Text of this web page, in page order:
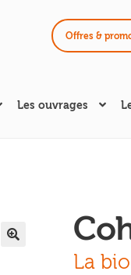
Offres &
Les ouvrages
La